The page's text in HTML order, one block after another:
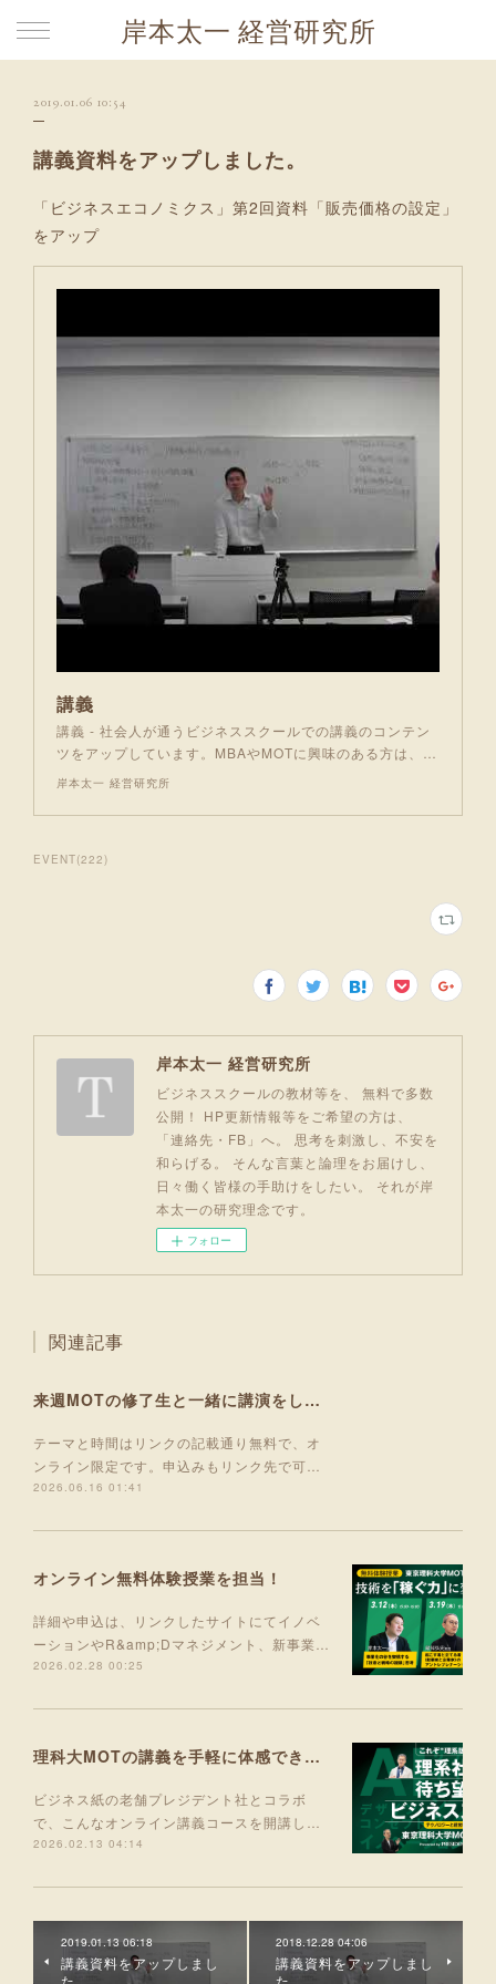
岸本太一 経営研究所
2019.01.06 10:54
講義資料をアップしました。
「ビジネスエコノミクス」第2回資料「販売価格の設定」
をアップ
講義
講義 - 社会人が通うビジネススクールでの講義のコンテン
ツをアップしています。MBAやMOTに興味のある方は、…
岸本太一 経営研究所
EVENT(222)
岸本太一 経営研究所
ビジネススクールの教材等を、 無料で多数
公開！ HP更新情報等をご希望の方は、
「連絡先・FB」へ。 思考を刺激し、不安を
和らげる。 そんな言葉と論理をお届けし、
日々働く皆様の手助けをしたい。 それが岸
本太一の研究理念です。
フォロー
関連記事
来週MOTの修了生と一緒に講演をします！
テーマと時間はリンクの記載通り無料で、オ
ンライン限定です。申込みもリンク先で可…
2026.06.16 01:41
オンライン無料体験授業を担当！
詳細や申込は、リンクしたサイトにてイノベ
ーションやR&amp;Dマネジメント、新事業…
2026.02.28 00:25
理科大MOTの講義を手軽に体感できる入門コース 5月より開講！
ビジネス紙の老舗プレジデント社とコラボ
で、こんなオンライン講義コースを開講し…
2026.02.13 04:14
2019.01.13 06:18
講義資料をアップしまし
た。
2018.12.28 04:06
講義資料をアップしまし
た。